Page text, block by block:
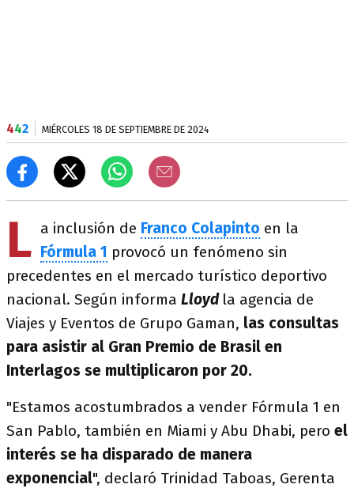
442 MIÉRCOLES 18 DE SEPTIEMBRE DE 2024
L a inclusión de Franco Colapinto en la
Fórmula 1 provocó un fenómeno sin
precedentes en el mercado turístico deportivo
nacional. Según informa Lloyd la agencia de
Viajes y Eventos de Grupo Gaman, las consultas
para asistir al Gran Premio de Brasil en
Interlagos se multiplicaron por 20.
"Estamos acostumbrados a vender Fórmula 1 en
San Pablo, también en Miami y Abu Dhabi, pero el
interés se ha disparado de manera
exponencial", declaró Trinidad Taboas, Gerenta